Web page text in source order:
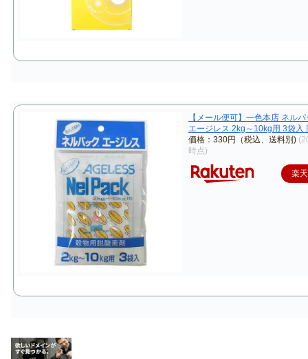
【メール便可】一色本店 ネル
エージレス 2kg～10kg用 3袋入
価格：330円（税込、送料別)
時点)
楽